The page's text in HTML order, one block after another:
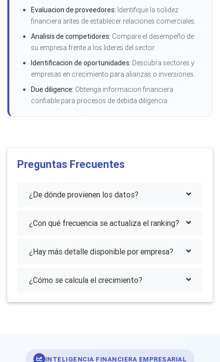
Evaluacion de proveedores: Identifique la solidez
financiera antes de establecer relaciones comerciales.
Analisis de competidores: Compare el desempeño de
su empresa frente a los lideres del sector.
Identificacion de oportunidades: Descubra sectores y
empresas en crecimiento para alianzas o inversiones.
Due diligence: Obtenga informacion financiera
confiable para procesos de debida diligencia.
Preguntas Frecuentes
¿De dónde provienen los datos?
¿Con qué frecuencia se actualiza el ranking?
¿Hay más detalle disponible por empresa?
¿Cómo se calcula el crecimiento?
INTELIGENCIA FINANCIERA EMPRESARIAL